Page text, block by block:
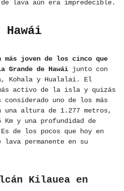
lava aún era impredecible.
joven de los cinco que
de Hawái junto con
Kohala y Hualalai. El
activo de la isla y quizás
considerado uno de los más
una altura de 1.277 metros,
y una profundidad de
de los pocos que hoy en
permanente en su
Kilauea en